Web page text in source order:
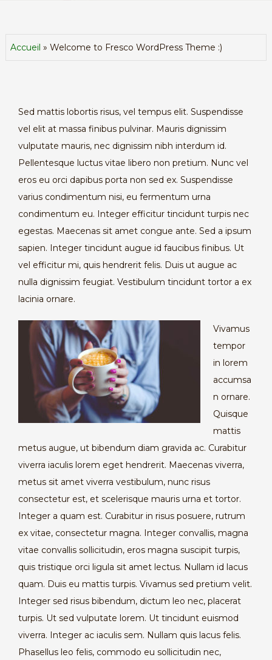
Accueil » Welcome to Fresco WordPress Theme :)
Sed mattis lobortis risus, vel tempus elit. Suspendisse
vel elit at massa finibus pulvinar. Mauris dignissim
vulputate mauris, nec dignissim nibh interdum id.
Pellentesque luctus vitae libero non pretium. Nunc vel
eros eu orci dapibus porta non sed ex. Suspendisse
varius condimentum nisi, eu fermentum urna
condimentum eu. Integer efficitur tincidunt turpis nec
egestas. Maecenas sit amet congue ante. Sed a ipsum
sapien. Integer tincidunt augue id faucibus finibus. Ut
vel efficitur mi, quis hendrerit felis. Duis ut augue ac
nulla dignissim feugiat. Vestibulum tincidunt tortor a ex
lacinia ornare.
Vivamus
tempor
in lorem
accumsa
n ornare.
Quisque
mattis
metus augue, ut bibendum diam gravida ac. Curabitur
viverra iaculis lorem eget hendrerit. Maecenas viverra,
metus sit amet viverra vestibulum, nunc risus
consectetur est, et scelerisque mauris urna et tortor.
Integer a quam est. Curabitur in risus posuere, rutrum
ex vitae, consectetur magna. Integer convallis, magna
vitae convallis sollicitudin, eros magna suscipit turpis,
quis tristique orci ligula sit amet lectus. Nullam id lacus
quam. Duis eu mattis turpis. Vivamus sed pretium velit.
Integer sed risus bibendum, dictum leo nec, placerat
turpis. Ut sed vulputate lorem. Ut tincidunt euismod
viverra. Integer ac iaculis sem. Nullam quis lacus felis.
Phasellus leo felis, commodo eu sollicitudin nec,